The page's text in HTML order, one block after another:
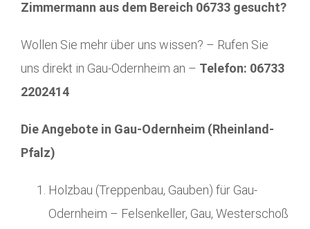
Zimmermann aus dem Bereich 06733 gesucht?
Wollen Sie mehr über uns wissen? – Rufen Sie
uns direkt in Gau-Odernheim an – Telefon: 06733
2202414
Die Angebote in Gau-Odernheim (Rheinland-
Pfalz)
Holzbau (Treppenbau, Gauben) für Gau-
Odernheim – Felsenkeller, Gau, Westerschoß